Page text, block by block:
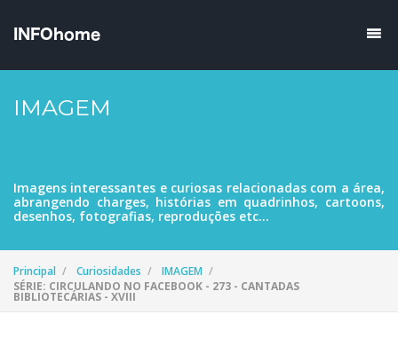
IMAGEM
Imagens interessantes e curiosas relacionadas com a área,
abrangendo charges, histórias em quadrinhos, cartoons,
desenhos, fotografias, reproduções etc...
Principal Curiosidades
IMAGEM
SÉRIE: CIRCULANDO NO FACEBOOK - 273 - CANTADAS
BIBLIOTECÁRIAS - XVIII